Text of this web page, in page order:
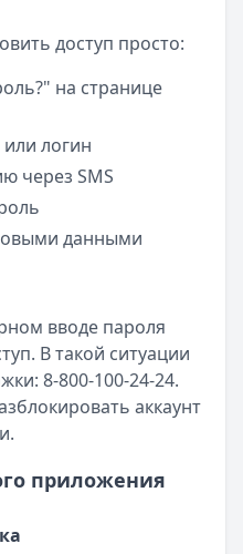
доступ просто:
на странице
логин
через SMS
данными
вводе пароля
В такой ситуации
8-800-100-24-24.
аккаунт
приложения